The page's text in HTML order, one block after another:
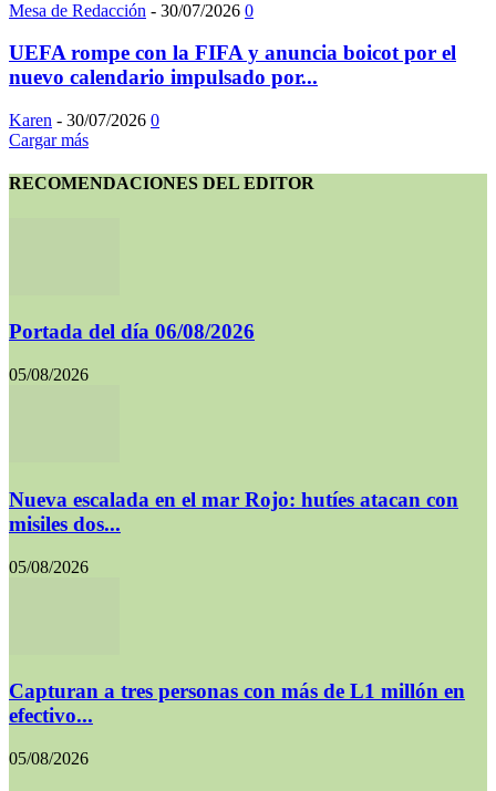
Mesa de Redacción - 30/07/2026 0
UEFA rompe con la FIFA y anuncia boicot por el
nuevo calendario impulsado por...
Karen - 30/07/2026 0
Cargar más
RECOMENDACIONES DEL EDITOR
Portada del día 06/08/2026
05/08/2026
Nueva escalada en el mar Rojo: hutíes atacan con
misiles dos...
05/08/2026
Capturan a tres personas con más de L1 millón en
efectivo...
05/08/2026